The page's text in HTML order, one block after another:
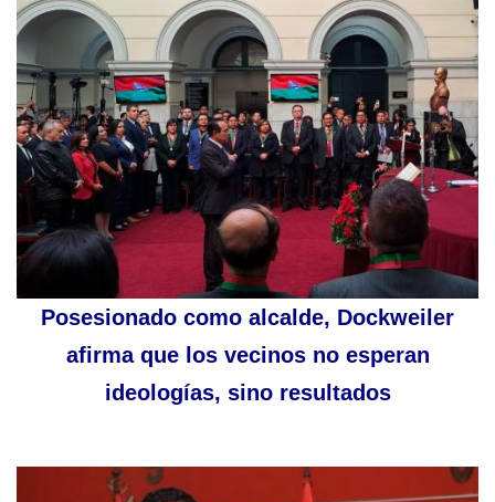
Posesionado como alcalde, Dockweiler
afirma que los vecinos no esperan
ideologías, sino resultados